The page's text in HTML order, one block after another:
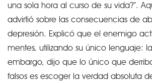
una sola hora al curso de su vida?”.
advirtió sobre las consecuencias de
depresión. Explicó que el enemigo
mentes, utilizando su único lenguaje:
embargo, dijo que lo único que
falsos es escoger la verdad absoluta